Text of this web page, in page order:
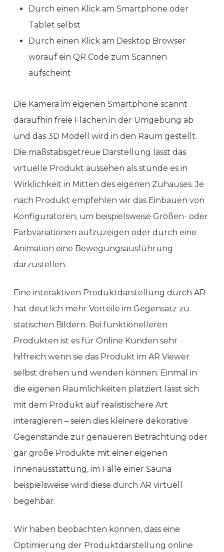
Durch einen Klick am Smartphone oder
Tablet selbst
Durch einen Klick am Desktop Browser
worauf ein QR Code zum Scannen
aufscheint
Die Kamera im eigenen Smartphone scannt
daraufhin freie Flächen in der Umgebung ab
und das 3D Modell wird in den Raum gestellt.
Die maßstabsgetreue Darstellung lässt das
virtuelle Produkt aussehen als stünde es in
Wirklichkeit in Mitten des eigenen Zuhauses. Je
nach Produkt empfehlen wir das Einbauen von
Konfiguratoren, um beispielsweise Größen- oder
Farbvariationen aufzuzeigen oder durch eine
Animation eine Bewegungsausführung
darzustellen.
Eine interaktiven Produktdarstellung durch AR
hat deutlich mehr Vorteile im Gegensatz zu
statischen Bildern. Bei funktionelleren
Produkten ist es für Online Kunden sehr
hilfreich wenn sie das Produkt im AR Viewer
selbst drehen und wenden können. Einmal in
die eigenen Räumlichkeiten platziert lässt sich
mit dem Produkt auf realistischere Art
interagieren – seien dies kleinere dekorative
Gegenstände zur genaueren Betrachtung oder
gar große Produkte mit einer eigenen
Innenausstattung, im Falle einer Sauna
beispielsweise wird diese durch AR virtuell
begehbar.
Wir haben beobachten können, dass eine
Optimierung der Produktdarstellung online